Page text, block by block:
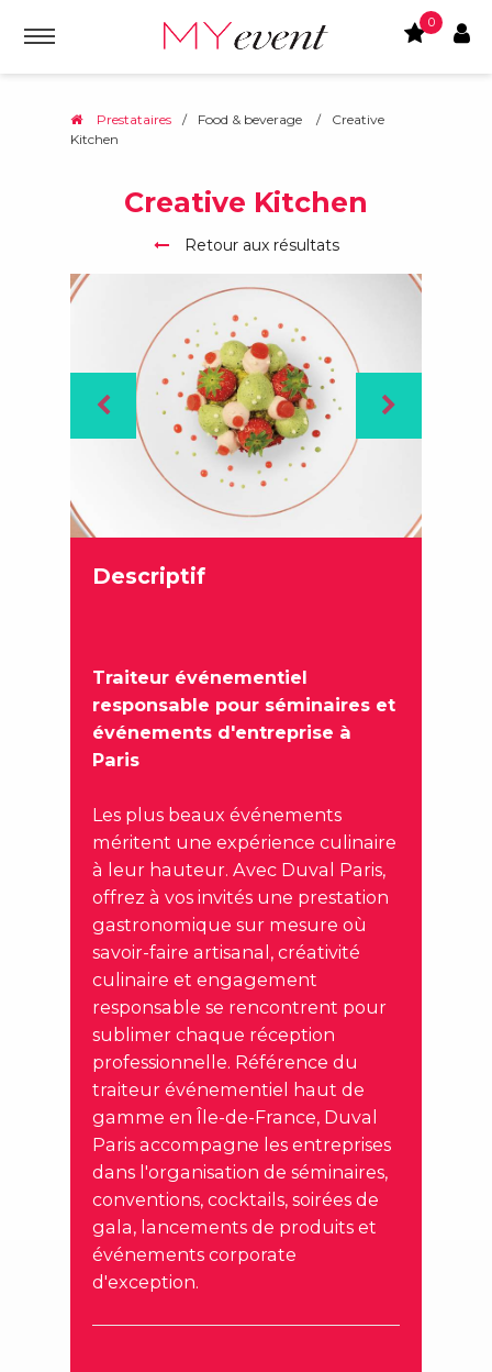
0
Prestataires / Food & beverage /
Creative
Kitchen
Creative Kitchen
Retour aux résultats
Descriptif
Traiteur événementiel
responsable pour séminaires et
événements d'entreprise à
Paris
Les plus beaux événements
méritent une expérience culinaire
à leur hauteur. Avec Duval Paris,
offrez à vos invités une prestation
gastronomique sur mesure où
savoir-faire artisanal, créativité
culinaire et engagement
responsable se rencontrent pour
sublimer chaque réception
professionnelle. Référence du
traiteur événementiel haut de
gamme en Île-de-France, Duval
Paris accompagne les entreprises
dans l'organisation de séminaires,
conventions, cocktails, soirées de
gala, lancements de produits et
événements corporate
d'exception.